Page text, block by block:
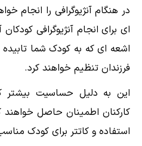
در هنگام آنژیوگرافی را انجام
ای برای انجام آنژیوگرافی
اشعه ای که به کودک شما
فرزندان تنظیم خواهند کرد.
این به دلیل حساسیت بیشتر
کارکنان اطمینان حاصل
استفاده و کاتتر برای کودک